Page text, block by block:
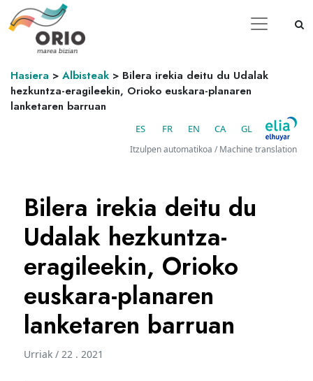
Hasiera > Albisteak > Bilera irekia deitu du Udalak
hezkuntza-eragileekin, Orioko euskara-planaren
lanketaren barruan
ES FR EN CA GL
Itzulpen automatikoa / Machine translation
Bilera irekia deitu du
Udalak hezkuntza-
eragileekin, Orioko
euskara-planaren
lanketaren barruan
Urriak / 22 . 2021